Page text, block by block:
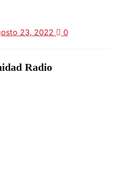
23, 2022 0
Radio